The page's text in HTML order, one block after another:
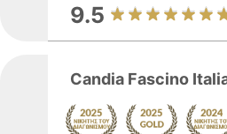
9.5
Candia Fascino